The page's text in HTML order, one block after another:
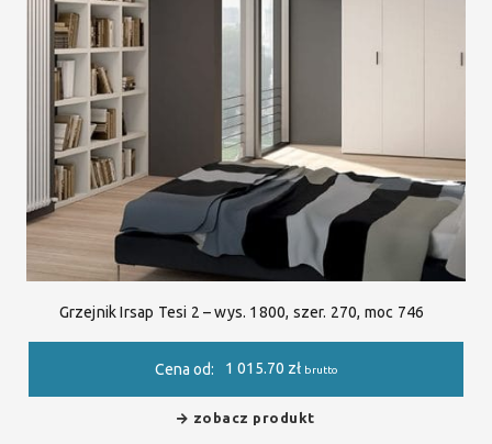
Grzejnik Irsap Tesi 2 – wys. 1800, szer. 270, moc 746
Cena od: 1 015.70 zł brutto
zobacz produkt